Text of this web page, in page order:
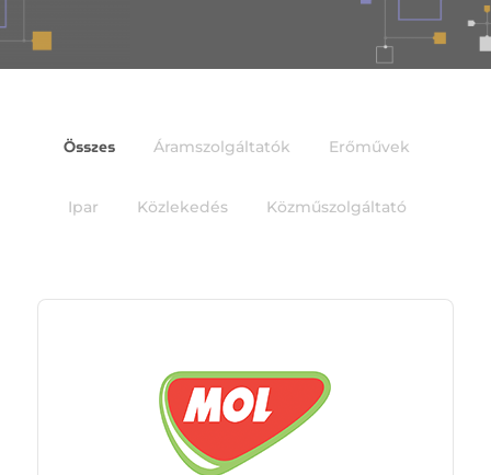
Összes Áramszolgáltatók Erőművek
Ipar Közlekedés Közműszolgáltató